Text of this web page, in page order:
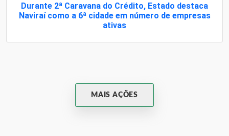
Durante 2ª Caravana do Crédito, Estado destaca
Naviraí como a 6ª cidade em número de empresas
ativas
MAIS AÇÕES